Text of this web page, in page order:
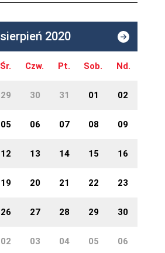
sierpień 2020
Śr. Czw. Pt. Sob. Nd.
29 30 31 01 02
05 06 07 08 09
12 13 14 15 16
19 20 21 22 23
26 27 28 29 30
02 03 04 05 06